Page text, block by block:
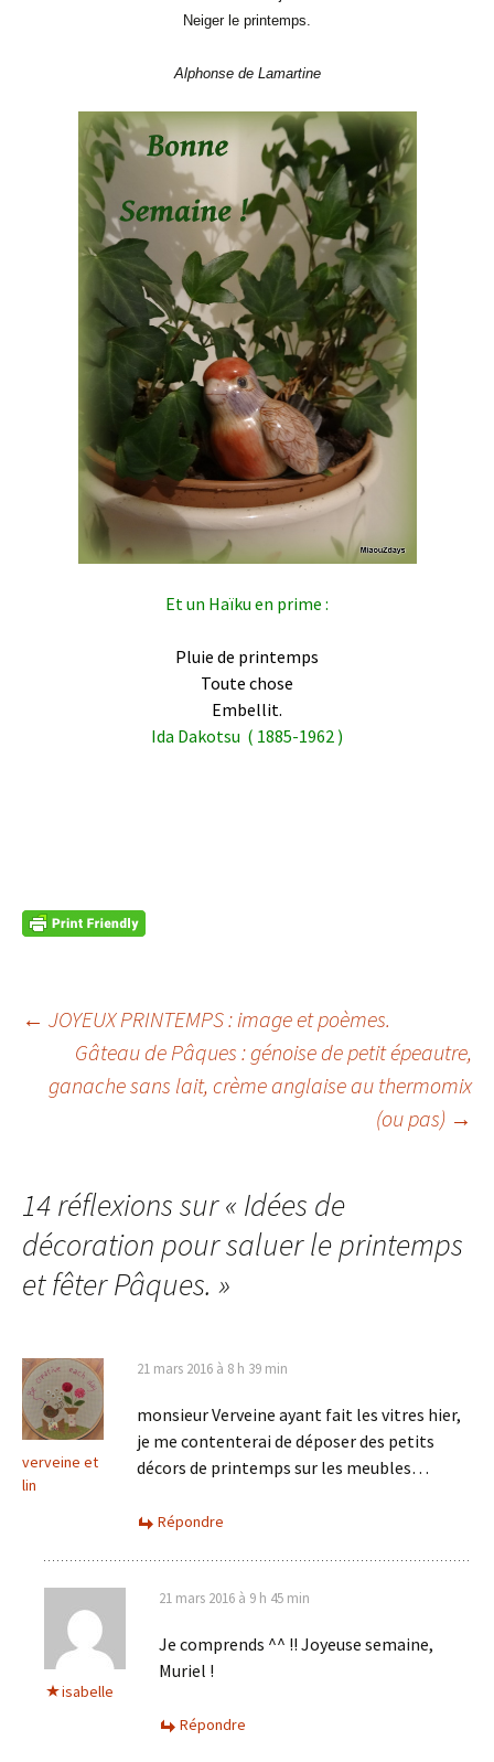
Neiger le printemps.
Alphonse de Lamartine
Et un Haïku en prime :
Pluie de printemps
Toute chose
Embellit.
Ida Dakotsu ( 1885-1962 )
Navigation
articles
← JOYEUX PRINTEMPS : image et poèmes.
Gâteau de Pâques : génoise de petit épeautre,
ganache sans lait, crème anglaise au thermomix
(ou pas) →
14 réflexions sur « Idées de
décoration pour saluer le printemps
et fêter Pâques. »
verveine et
lin
21 mars 2016 à 8 h 39 min
monsieur Verveine ayant fait les vitres hier,
je me contenterai de déposer des petits
décors de printemps sur les meubles…
Répondre
isabelle
21 mars 2016 à 9 h 45 min
Je comprends ^^ !! Joyeuse semaine,
Muriel !
Répondre